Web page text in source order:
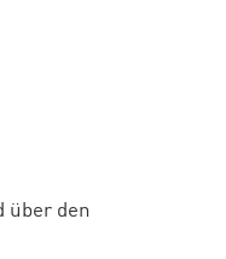
über den